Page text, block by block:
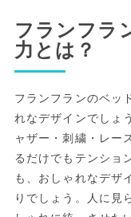
フランフラ
力とは？
フランフランのベッ
れなデザインでしょ
ャザー・刺繍・レー
るだけでもテンショ
も、おしゃれなデザ
りでしょう。人に見